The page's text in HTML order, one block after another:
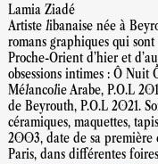
Lamia Ziadé
Artiste libanaise née à
romans graphiques qui
Proche-Orient d’hier et
obsessions intimes : Ô Nuit
Mélancolie Arabe, P.O.L
de Beyrouth, P.O.L 2021.
céramiques, maquettes,
2003, date de sa première
Paris, dans différentes